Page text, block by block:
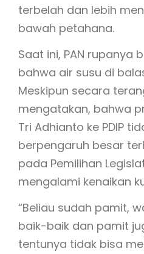
terbelah dan lebih
bawah petahana.
Saat ini, PAN rupanya
bahwa air susu di
Meskipun secara
mengatakan, bahwa
Tri Adhianto ke PDIP
berpengaruh besar
pada Pemilihan
mengalami kenaikan
“Beliau sudah pamit,
baik-baik dan pamit
tentunya tidak bisa